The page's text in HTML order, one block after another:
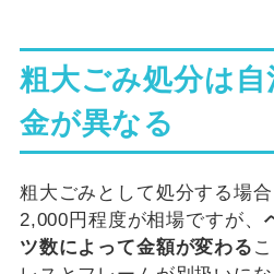
粗大ごみ処分は
金が異なる
粗大ごみとして処分する場
2,000円程度が相場ですが、
ツ数によって金額が変わる